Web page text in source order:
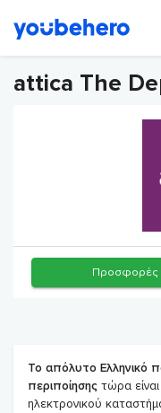
attica The
Προσφορές
Το απόλυτο Ελληνικό
περιποίησης τώρα
ηλεκτρονικού